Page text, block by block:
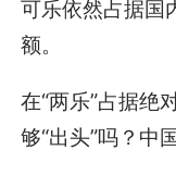
可乐依然占据国
额。
在“两乐”占据绝
够“出头”吗？中